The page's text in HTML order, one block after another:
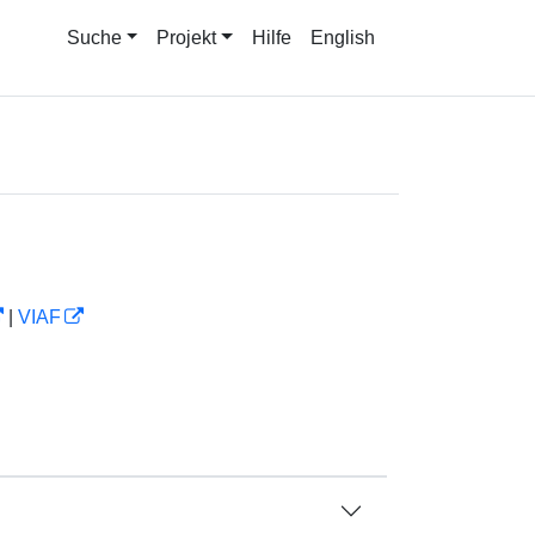
Suche Projekt Hilfe English
VIAF